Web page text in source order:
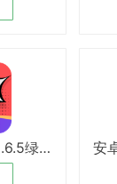
安卓好看漫画v2.6.5绿化版